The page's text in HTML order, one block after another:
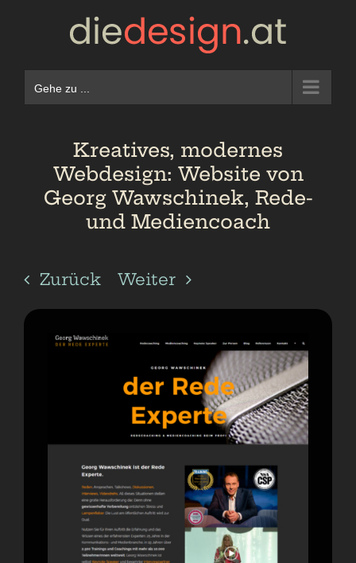
springen
Gehe zu ...
Kreatives, modernes
Webdesign: Website von
Georg Wawschinek, Rede-
und Mediencoach
Zurück Weiter